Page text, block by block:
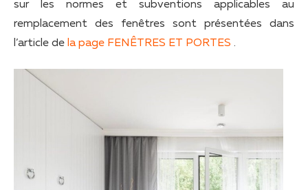
sur les normes et subventions applicables au
remplacement des fenêtres sont présentées dans
l’article de la page FENÊTRES ET PORTES .